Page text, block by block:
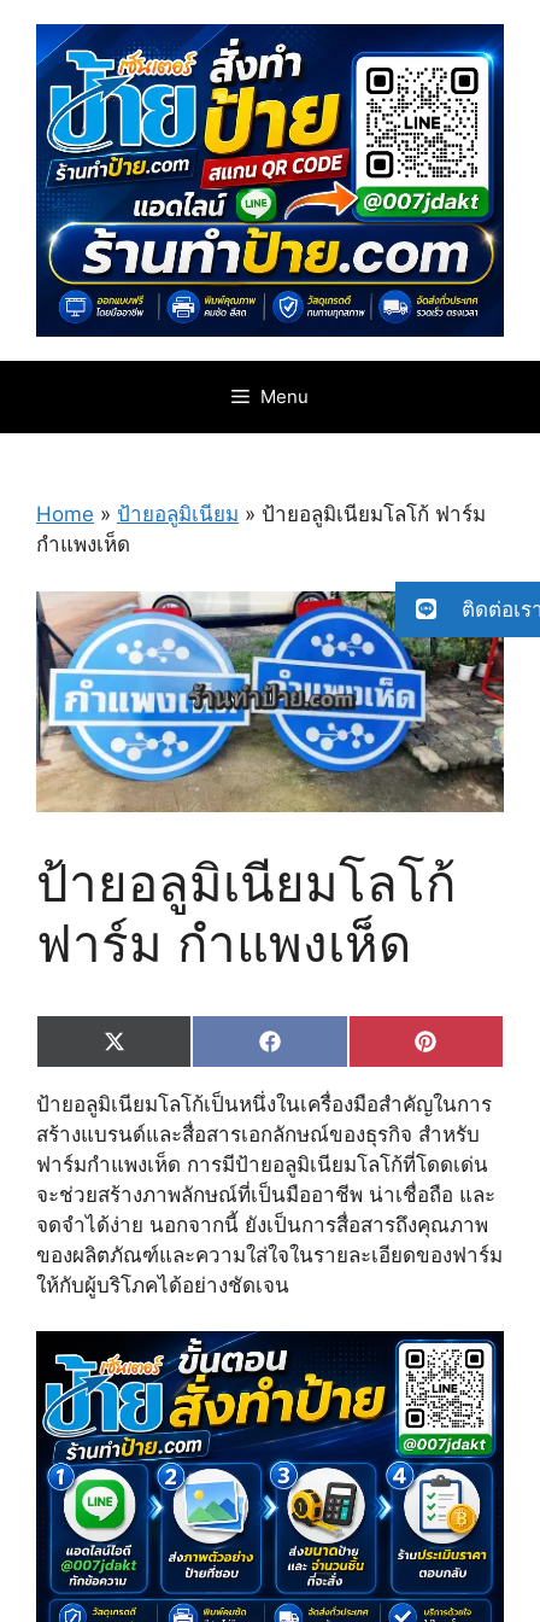
content
Menu
Home » ป้ายอลูมิเนียม » ป้ายอลูมิเนียมโลโก้ ฟาร์ม
กำแพงเห็ด
ป้ายอลูมิเนียมโลโก้
ฟาร์ม กำแพงเห็ด
Share
on
X
(
T
w
i
t
e
r
)
Share
on
F
a
c
e
b
o
k
Share
on
P
i
n
t
e
e
s
t
ป้ายอลูมิเนียมโลโก้เป็นหนึ่งในเครื่องมือสำคัญในการ
สร้างแบรนด์และสื่อสารเอกลักษณ์ของธุรกิจ สำหรับ
ฟาร์มกำแพงเห็ด การมีป้ายอลูมิเนียมโลโก้ที่โดดเด่น
จะช่วยสร้างภาพลักษณ์ที่เป็นมืออาชีพ น่าเชื่อถือ และ
จดจำได้ง่าย นอกจากนี้ ยังเป็นการสื่อสารถึงคุณภาพ
ของผลิตภัณฑ์และความใส่ใจในรายละเอียดของฟาร์ม
ให้กับผู้บริโภคได้อย่างชัดเจน
ติดต่อเร